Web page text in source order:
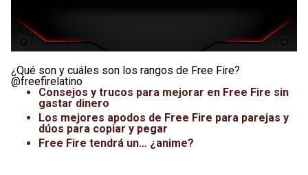
Selección Mexicana
¿Qué son y cuáles son los rangos de Free Fire?
@freefirelatino
Consejos y trucos para mejorar en Free Fire sin
gastar dinero
Los mejores apodos de Free Fire para parejas y
dúos para copiar y pegar
Free Fire tendrá un… ¿anime?